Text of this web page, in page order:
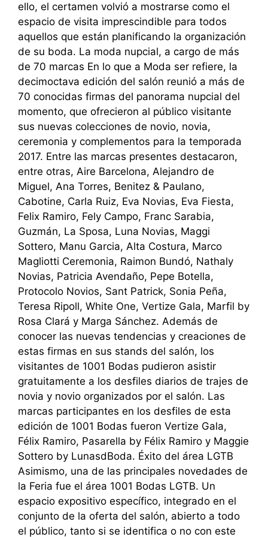
ello, el certamen volvió a mostrarse como el
espacio de visita imprescindible para todos
aquellos que están planificando la organización
de su boda. La moda nupcial, a cargo de más
de 70 marcas En lo que a Moda ser refiere, la
decimoctava edición del salón reunió a más de
70 conocidas firmas del panorama nupcial del
momento, que ofrecieron al público visitante
sus nuevas colecciones de novio, novia,
ceremonia y complementos para la temporada
2017. Entre las marcas presentes destacaron,
entre otras, Aire Barcelona, Alejandro de
Miguel, Ana Torres, Benitez & Paulano,
Cabotine, Carla Ruiz, Eva Novias, Eva Fiesta,
Felix Ramiro, Fely Campo, Franc Sarabia,
Guzmán, La Sposa, Luna Novias, Maggi
Sottero, Manu Garcia, Alta Costura, Marco
Magliotti Ceremonia, Raimon Bundó, Nathaly
Novias, Patricia Avendaño, Pepe Botella,
Protocolo Novios, Sant Patrick, Sonia Peña,
Teresa Ripoll, White One, Vertize Gala, Marfil by
Rosa Clará y Marga Sánchez. Además de
conocer las nuevas tendencias y creaciones de
estas firmas en sus stands del salón, los
visitantes de 1001 Bodas pudieron asistir
gratuitamente a los desfiles diarios de trajes de
novia y novio organizados por el salón. Las
marcas participantes en los desfiles de esta
edición de 1001 Bodas fueron Vertize Gala,
Félix Ramiro, Pasarella by Félix Ramiro y Maggie
Sottero by LunasdBoda. Éxito del área LGTB
Asimismo, una de las principales novedades de
la Feria fue el área 1001 Bodas LGTB. Un
espacio expositivo específico, integrado en el
conjunto de la oferta del salón, abierto a todo
el público, tanto si se identifica o no con este